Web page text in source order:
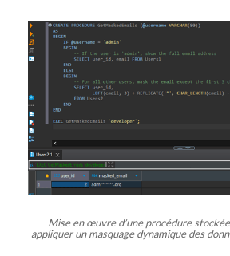
Mise en œuvre d’une procédure
appliquer un masquage dynamique des